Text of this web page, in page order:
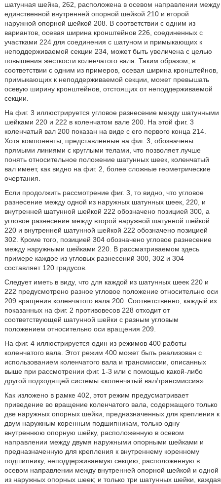
шатунная шейка, 262, расположена в осевом направлении между
единственной внутренней опорной шейкой 210 и второй
наружной опорной шейкой 208. В соответствии с одним из
вариантов, осевая ширина кронштейнов 226, соединенных с
участками 224 для соединения с шатуном и примыкающих к
неподдерживаемой секции 234, может быть увеличена с целью
повышения жесткости коленчатого вала. Таким образом, в
соответствии с одним из примеров, осевая ширина кронштейнов,
примыкающих к неподдерживаемой секции, может превышать
осевую ширину кронштейнов, отстоящих от неподдерживаемой
секции.
На фиг. 3 иллюстрируется угловое разнесение между шатунными
шейками 220 и 222 в коленчатом вале 200. На этой фиг. 3
коленчатый вал 200 показан на виде с его первого конца 214.
Хотя компоненты, представленные на фиг. 3, обозначены
прямыми линиями с круглыми телами, что позволяет лучше
понять относительное положение шатунных шеек, коленчатый
вал имеет, как видно на фиг. 2, более сложные геометрические
очертания.
Если продолжить рассмотрение фиг. 3, то видно, что угловое
разнесение между одной из наружных шатунных шеек, 220, и
внутренней шатунной шейкой 222 обозначено позицией 300, а
угловое разнесение между второй наружной шатунной шейкой
220 и внутренней шатунной шейкой 222 обозначено позицией
302. Кроме того, позицией 304 обозначено угловое разнесение
между наружными шейками 220. В рассматриваемом здесь
примере каждое из угловых разнесений 300, 302 и 304
составляет 120 градусов.
Следует иметь в виду, что для каждой из шатунных шеек 220 и
222 предусмотрено разное угловое положение относительно оси
209 вращения коленчатого вала 200. Соответственно, каждый из
показанных на фиг. 2 противовесов 228 отходит от
соответствующей шатунной шейки с разным угловым
положением относительно оси вращения 209.
На фиг. 4 иллюстрируется один из режимов 400 работы
коленчатого вала. Этот режим 400 может быть реализован с
использованием коленчатого вала и трансмиссии, описанных
выше при рассмотрении фиг. 1-3 или с помощью какой-либо
другой подходящей системы «коленчатый вал/трансмиссия».
Как изложено в рамке 402, этот режим предусматривает
приведение во вращение коленчатого вала, содержащего только
две наружных опорных шейки, предназначенных для крепления к
двум наружным коренным подшипникам, только одну
внутреннюю опорную шейку, расположенную в осевом
направлении между двумя наружными опорными шейками и
предназначенную для крепления к внутреннему коренному
подшипнику, неподдерживаемую секцию, расположенную в
осевом направлении между внутренней опорной шейкой и одной
из наружных опорных шеек; и только три шатунных шейки, каждая